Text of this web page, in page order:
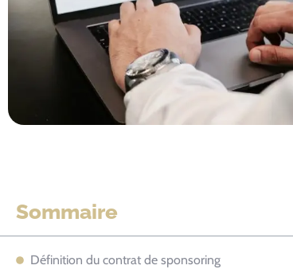
Sommaire
Définition du contrat de sponsoring